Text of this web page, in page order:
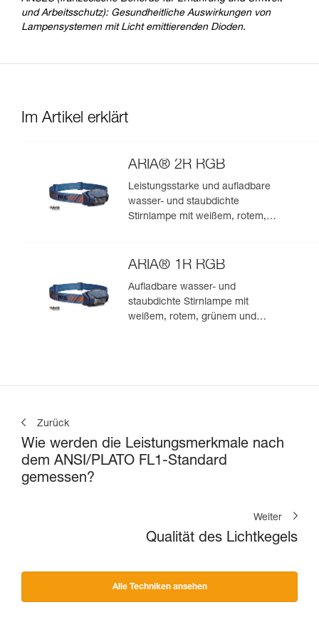
und Arbeitsschutz): Gesundheitliche Auswirkungen von
Lampensystemen mit Licht emittierenden Dioden.
Im Artikel erklärt
ARIA® 2R RGB
Leistungsstarke und aufladbare
wasser- und staubdichte
Stirnlampe mit weißem, rotem,
ARIA® 1R RGB
Aufladbare wasser- und
staubdichte Stirnlampe mit
weißem, rotem, grünem und
Zurück
Wie werden die Leistungsmerkmale nach
dem ANSI/PLATO FL1-Standard
gemessen?
Weiter
Qualität des Lichtkegels
Alle Techniken ansehen